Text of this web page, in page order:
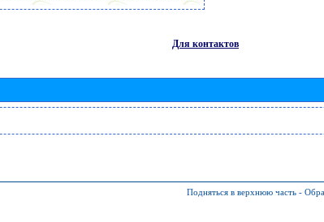
Для контактов
Подняться в верхнюю часть -